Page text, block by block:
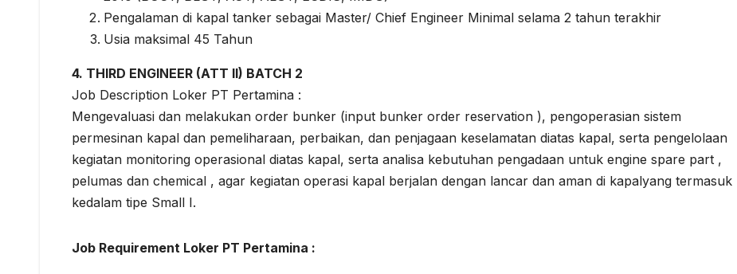
Pengalaman di kapal tanker sebagai Master/ Chief Engineer Minimal selama 2 tahun terakhir
Usia maksimal 45 Tahun
4. THIRD ENGINEER (ATT II) BATCH 2
Job Description Loker PT Pertamina :
Mengevaluasi dan melakukan order bunker (input bunker order reservation ), pengoperasian sistem
permesinan kapal dan pemeliharaan, perbaikan, dan penjagaan keselamatan diatas kapal, serta pengelolaan
kegiatan monitoring operasional diatas kapal, serta analisa kebutuhan pengadaan untuk engine spare part ,
pelumas dan chemical , agar kegiatan operasi kapal berjalan dengan lancar dan aman di kapalyang termasuk
kedalam tipe Small I.
Job Requirement Loker PT Pertamina :